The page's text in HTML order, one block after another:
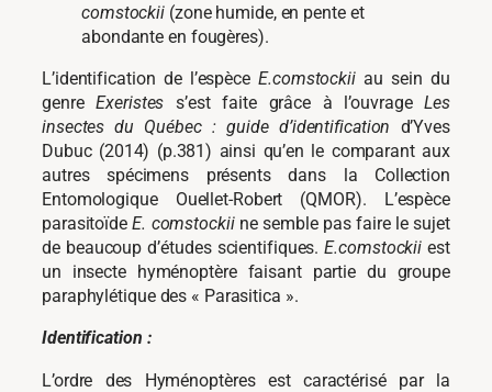
comstockii (zone humide, en pente et
abondante en fougères).
L’identification de l’espèceE.comstockii au sein du
genreExeristes s’est faite grâce à l’ouvrageLes
insectes du Québec : guide d’identification d’Yves
Dubuc (2014) (p.381) ainsi qu’en le comparant aux
autres spécimens présents dans la Collection
Entomologique Ouellet-Robert (QMOR). L’espèce
parasitoïdeE. comstockiine semble pas faire le sujet
de beaucoup d’études scientifiques.E.comstockii est
un insecte hyménoptère faisant partie du groupe
paraphylétique des « Parasitica ».
Identification :
L’ordre des Hyménoptères est caractérisé par la